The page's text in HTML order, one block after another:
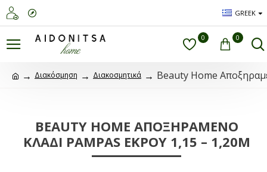
GREEK
0 0
Διακόσμηση Διακοσμητικά Beauty Home
BEAUTY HOME ΑΠΟΞΗΡΑΜΈΝΟ
ΚΛΑΔΊ PAMPAS ΕΚΡΟΎ 1,15 – 1,20Μ